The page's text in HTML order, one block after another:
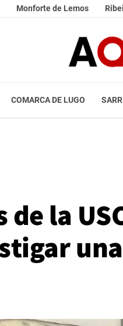
Monforte de Lemos
COMARCA DE LUGO
de la